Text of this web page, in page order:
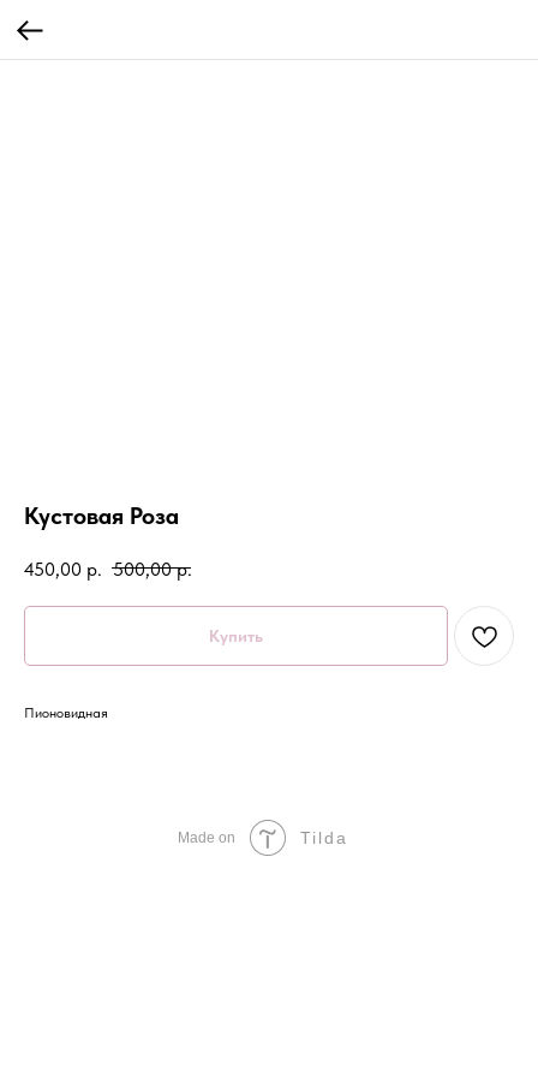
Кустовая Роза
450,00 р. 500,00 р.
Купить
Пионовидная
Made on Tilda